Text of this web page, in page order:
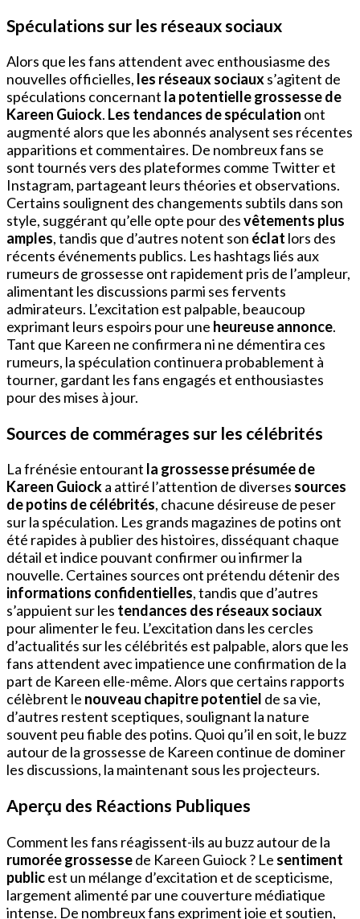
Spéculations sur les réseaux sociaux
Alors que les fans attendent avec enthousiasme des
nouvelles officielles, les réseaux sociauxs’agitent de
spéculations concernant la potentielle grossesse de
Kareen Guiock. Les tendances de spéculation ont
augmenté alors que les abonnés analysent ses récentes
apparitions et commentaires. De nombreux fans se
sont tournés vers des plateformes comme Twitter et
Instagram, partageant leurs théories et observations.
Certains soulignent des changements subtils dans son
style, suggérant qu’elle opte pour desvêtements plus
amples, tandis que d’autres notent son éclat lors des
récents événements publics. Les hashtags liés aux
rumeurs de grossesse ont rapidement pris de l’ampleur,
alimentant les discussions parmi ses fervents
admirateurs. L’excitation est palpable, beaucoup
exprimant leurs espoirs pour une heureuse annonce.
Tant que Kareen ne confirmera ni ne démentira ces
rumeurs, la spéculation continuera probablement à
tourner, gardant les fans engagés et enthousiastes
pour des mises à jour.
Sources de commérages sur les célébrités
La frénésie entourant la grossesse présumée de
Kareen Guiocka attiré l’attention de diverses sources
de potins de célébrités, chacune désireuse de peser
sur la spéculation. Les grands magazines de potins ont
été rapides à publier des histoires, disséquant chaque
détail et indice pouvant confirmer ou infirmer la
nouvelle. Certaines sources ont prétendu détenir des
informations confidentielles, tandis que d’autres
s’appuient sur les tendances des réseaux sociaux
pour alimenter le feu. L’excitation dans les cercles
d’actualités sur les célébrités est palpable, alors que les
fans attendent avec impatience une confirmation de la
part de Kareen elle-même. Alors que certains rapports
célèbrent le nouveau chapitre potentiel de sa vie,
d’autres restent sceptiques, soulignant la nature
souvent peu fiable des potins. Quoi qu’il en soit, le buzz
autour de la grossesse de Kareen continue de dominer
les discussions, la maintenant sous les projecteurs.
Aperçu des Réactions Publiques
Comment les fans réagissent-ils au buzz autour de la
rumorée grossessede Kareen Guiock ? Le sentiment
publicest un mélange d’excitation et de scepticisme,
largement alimenté par une couverture médiatique
intense. De nombreux fans expriment joie et soutien,